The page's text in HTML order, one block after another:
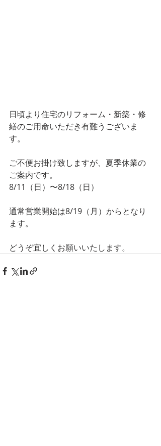
日頃より住宅のリフォーム・新築・修
繕のご用命いただき有難うございま
す。
ご不便お掛け致しますが、夏季休業の
ご案内です。
8/11（日）〜8/18（日）
通常営業開始は8/19（月）からとなり
ます。
どうぞ宜しくお願いいたします。